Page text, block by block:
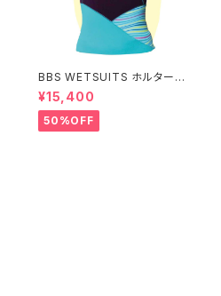
BBS WETSUITS ホルターネッ
クベスト 2mm【アウトレット】
¥15,400
50%OFF